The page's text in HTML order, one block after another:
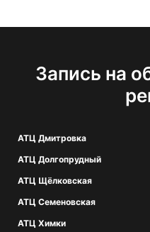
Запись на
АТЦ Дмитровка
АТЦ Долгопрудный
АТЦ Щёлковская
АТЦ Семеновская
АТЦ Химки